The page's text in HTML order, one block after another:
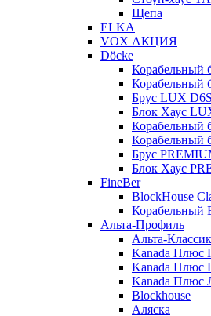
Щепа
ELKA
VOX АКЦИЯ
Döcke
Корабельный
Корабельный
Брус LUX
Блок Хаус
Корабельный
Корабельный
Брус
Блок Хаус
FineBer
BlockHouse
Корабельный
Альта-Профиль
Альта-Классик
Kanada
Kanada
Kanada
Blockhouse
Аляска